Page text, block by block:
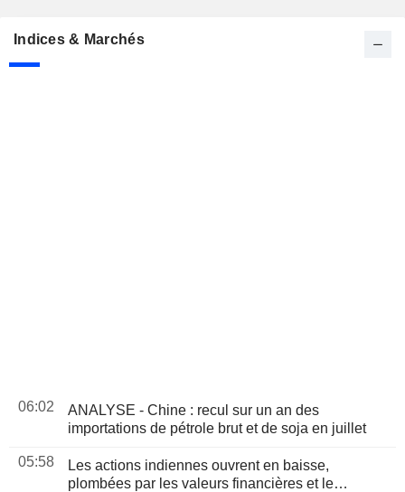
Indices & Marchés
06:02
ANALYSE - Chine : recul sur un an des
importations de pétrole brut et de soja en juillet
05:58
Les actions indiennes ouvrent en baisse,
plombées par les valeurs financières et le